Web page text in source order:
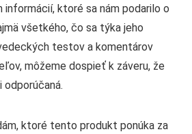
ktoré sa nám podarilo o
všetkého, čo sa týka jeho
testov a komentárov
môžeme dospieť k záveru, že
ktoré tento produkt ponúka za